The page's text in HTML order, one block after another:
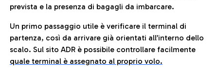
prevista e la presenza di bagagli da imbarcare.
Un primo passaggio utile è verificare il terminal di
partenza, così da arrivare già orientati all’interno dello
scalo. Sul sito ADR è possibile controllare facilmente
quale terminal è assegnato al proprio volo.